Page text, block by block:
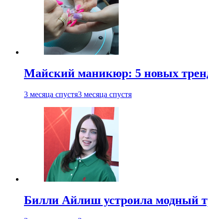
Майский маникюр: 5 новых
3 месяца спустя3 месяца спустя
Билли Айлиш устроила модный